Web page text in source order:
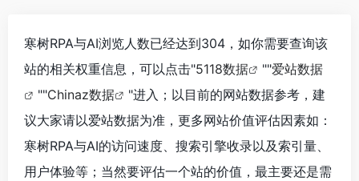
寒树RPA与AI浏览人数已经达到304，如你需要查询该
站的相关权重信息，可以点击"5118数据 ""爱站数据
""Chinaz数据
"进入；以目前的网站数据参考，建
议大家请以爱站数据为准，更多网站价值评估因素如：
寒树RPA与AI的访问速度、搜索引擎收录以及索引量、
用户体验等；当然要评估一个站的价值，最主要还是需